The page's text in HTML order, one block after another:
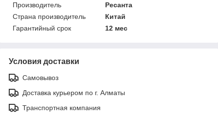
Производитель
Ресанта
Страна производитель
Китай
Гарантийный срок
12 мес
Условия доставки
Самовывоз
Доставка курьером по г. Алматы
Транспортная компания